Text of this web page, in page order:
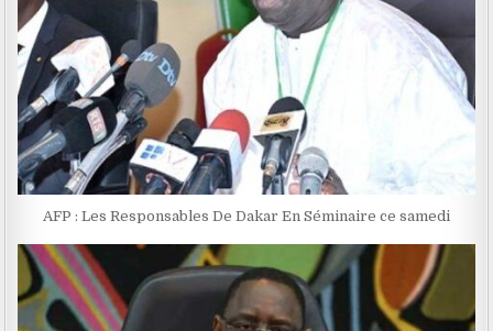
AFP : Les Responsables De Dakar En Séminaire ce samedi